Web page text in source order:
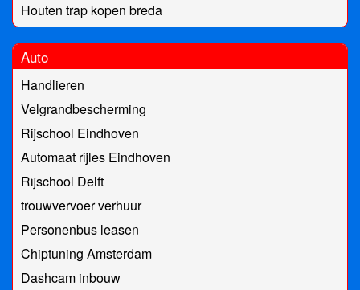
Houten trap kopen breda
Auto
Handlieren
Velgrandbescherming
Rijschool Eindhoven
Automaat rijles Eindhoven
Rijschool Delft
trouwvervoer verhuur
Personenbus leasen
Chiptuning Amsterdam
Dashcam inbouw